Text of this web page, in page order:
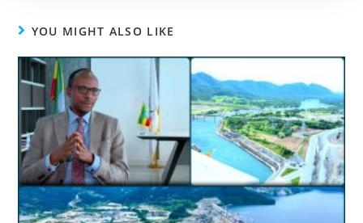
YOU MIGHT ALSO LIKE